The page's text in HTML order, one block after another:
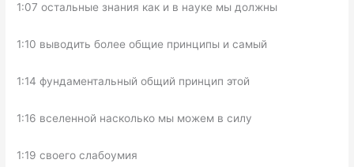
1:07 остальные знания как и в науке мы должны
1:10 выводить более общие принципы и самый
1:14 фундаментальный общий принцип этой
1:16 вселенной насколько мы можем в силу
1:19 своего слабоумия